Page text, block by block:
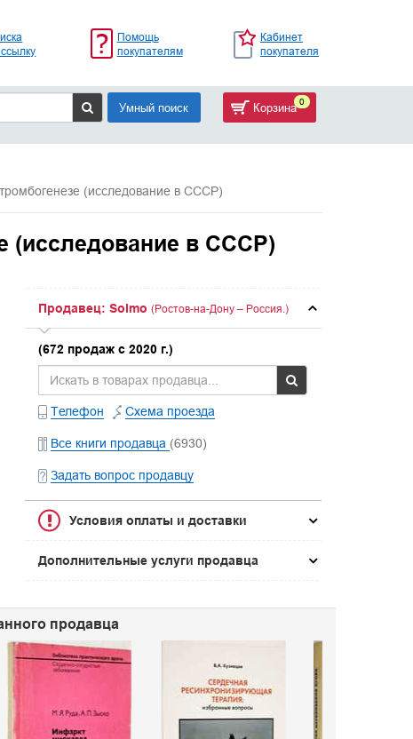
Помощь
покупателям
Кабинет
покупателя
Умный поиск Корзина 0
(исследование в СССР)
(исследование в СССР)
Продавец: Solmo (Ростов-на-Дону – Россия.)
(672 продаж с 2020 г.)
Телефон Схема проезда
Все книги продавца (6930)
Задать вопрос продавцу
Условия оплаты и доставки
Дополнительные услуги продавца
продавца